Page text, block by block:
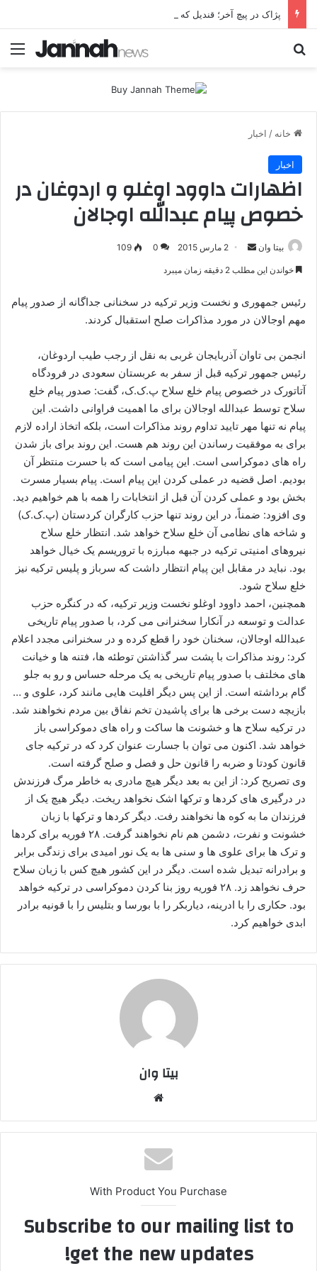
خانه / اخبار
اخبار
اظهارات داوود اوغلو و اردوغان در
خصوص پیام عبدالله اوجالان
بیتا وان
ر
ا
2 مارس 2015 0
109
خواندن این مطلب 2 دقیقه زمان میبرد
رئیس جمهوری و نخست وزیر ترکیه در سخنانی جداگانه از صدور پیام
مهم اوجالان در مورد مذاکرات صلح استقبال کردند.
انجمن بی تاوان آذربایجان غربی به نقل از رجب طیب اردوغان،
رئیس جمهور ترکیه قبل از سفر به عربستان سعودی در فرودگاه
آتاتورک در خصوص پیام خلع سلاح پ.ک.ک، گفت: صدور پیام خلع
سلاح توسط عبدالله اوجالان برای ما اهمیت فراوانی داشت. این
پیام نه تنها مهر تایید تداوم روند مذاکرات است، بلکه اتخاذ اراده لازم
برای به موفقیت رساندن این روند هم هست. این روند برای باز شدن
راه های دموکراسی است. این پیامی است که با حسرت منتظر آن
بودیم. اصل قضیه در عملی کردن این پیام است. پیام بسیار مسرت
بخش بود و عملی کردن آن قبل از انتخابات را همه با هم خواهیم دید.
وی افزود: ضمناً، در این روند تنها حزب کارگران کردستان (پ.ک.ک)
و شاخه های نظامی آن خلع سلاح خواهد شد. انتظار خلع سلاح
نیروهای امنیتی ترکیه در جبهه مبارزه با تروریسم یک خیال خواهد
بود. نباید در مقابل این پیام انتظار داشت که سرباز و پلیس ترکیه نیز
خلع سلاح شود.
همچنین، احمد داوود اوغلو نخست وزیر ترکیه، که در کنگره حزب
عدالت و توسعه در آنکارا سخنرانی می کرد، با صدور پیام تاریخی
عبدالله اوجالان، سخنان خود را قطع کرده و در سخنرانی مجدد اعلام
کرد: روند مذاکرات با پشت سر گذاشتن توطئه ها، فتنه ها و خیانت
های مخلتف با صدور پیام تاریخی به یک مرحله حساس و رو به جلو
گام برداشته است. از این پس دیگر اقلیت هایی مانند کرد، علوی و …
بازیچه دست برخی ها برای پاشیدن تخم نفاق بین مردم نخواهند شد.
در ترکیه سلاح ها و خشونت ها ساکت و راه های دموکراسی باز
خواهد شد. اکنون می توان با جسارت عنوان کرد که در ترکیه جای
قانون کودتا و ضربه را قانون حل و فصل و صلح گرفته است.
وی تصریح کرد: از این به بعد دیگر هیچ مادری به خاطر مرگ فرزندش
در درگیری های کردها و ترکها اشک نخواهد ریخت. دیگر هیچ یک از
فرزندان ما به کوه ها نخواهند رفت. دیگر کردها و ترکها با زبان
خشونت و نفرت، دشمن هم نام نخواهند گرفت. ۲۸ فوریه برای کردها
و ترک ها برای علوی ها و سنی ها به یک نور امیدی برای زندگی برابر
و برادرانه تبدیل شده است. دیگر در این کشور هیچ کس با زبان سلاح
حرف نخواهد زد. ۲۸ فوریه روز بنا کردن دموکراسی در ترکیه خواهد
بود. حکاری را با ادرینه، دیاربکر را با بورسا و بتلیس را با قونیه برادر
ابدی خواهیم کرد.
بیتا وان
With Product You Purchase
Subscribe to our mailing list to
get the new updates!